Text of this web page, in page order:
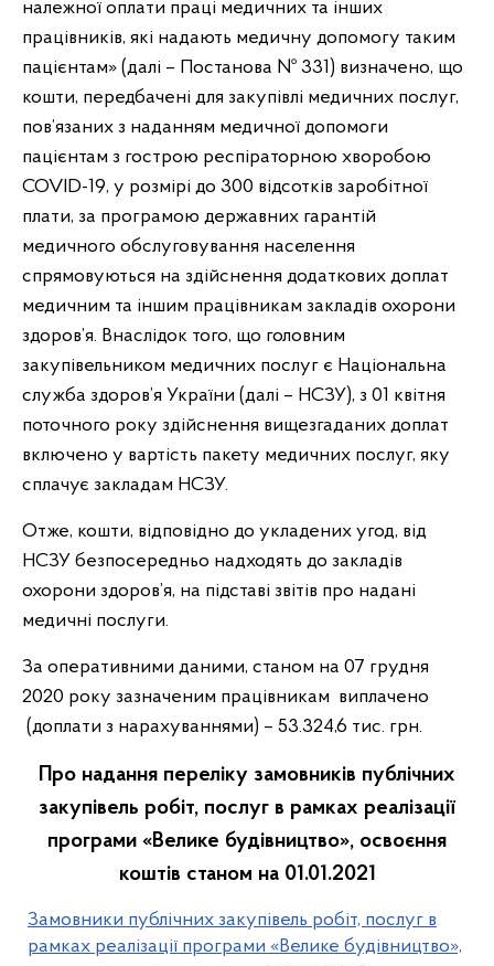
належної оплати праці медичних та інших
працівників, які надають медичну допомогу таким
пацієнтам» (далі – Постанова № 331) визначено, що
кошти, передбачені для закупівлі медичних послуг,
пов’язаних з наданням медичної допомоги
пацієнтам з гострою респіраторною хворобою
COVID-19, у розмірі до 300 відсотків заробітної
плати, за програмою державних гарантій
медичного обслуговування населення
спрямовуються на здійснення додаткових доплат
медичним та іншим працівникам закладів охорони
здоров’я. Внаслідок того, що головним
закупівельником медичних послуг є Національна
служба здоров’я України (далі – НСЗУ), з 01 квітня
поточного року здійснення вищезгаданих доплат
включено у вартість пакету медичних послуг, яку
сплачує закладам НСЗУ.
Отже, кошти, відповідно до укладених угод, від
НСЗУ безпосередньо надходять до закладів
охорони здоров’я, на підставі звітів про надані
медичні послуги.
За оперативними даними, станом на 07 грудня
2020 року зазначеним працівникам виплачено
(доплати з нарахуваннями) – 53.324,6 тис. грн.
Про надання переліку замовників публічних
закупівель робіт, послуг в рамках реалізації
програми «Велике будівництво», освоєння
коштів станом на 01.01.2021
Замовники публічних закупівель робіт, послуг в
рамках реалізації програми «Велике будівництво»,